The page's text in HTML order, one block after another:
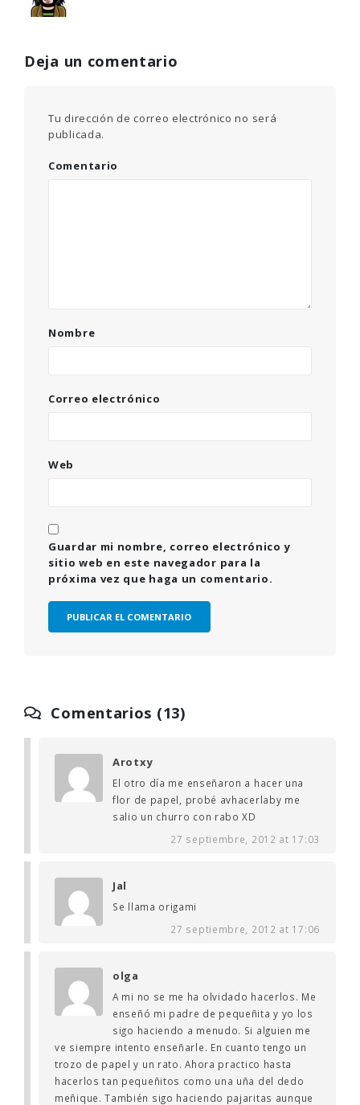
Deja un comentario
Tu dirección de correo electrónico no será
publicada.
Comentario
Nombre
Correo electrónico
Web
Guardar mi nombre, correo electrónico y
sitio web en este navegador para la
próxima vez que haga un comentario.
Comentarios (13)
Arotxy
El otro día me enseñaron a hacer una
flor de papel, probé avhacerlaby me
salio un churro con rabo XD
27 septiembre, 2012 at 17:03
Jal
Se llama origami
27 septiembre, 2012 at 17:06
olga
A mi no se me ha olvidado hacerlos. Me
enseñó mi padre de pequeñita y yo los
sigo haciendo a menudo. Si alguien me
ve siempre intento enseñarle. En cuanto tengo un
trozo de papel y un rato. Ahora practico hasta
hacerlos tan pequeñitos como una uña del dedo
meñique. También sigo haciendo pajaritas aunque